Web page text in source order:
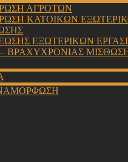
ΑΓΡΟΤΩΝ
ΚΑΤΟΙΚΩΝ
ΕΞΩΤΕΡΙΚΩΝ
ΒΡΑΧΥΧΡΟΝΙΑΣ